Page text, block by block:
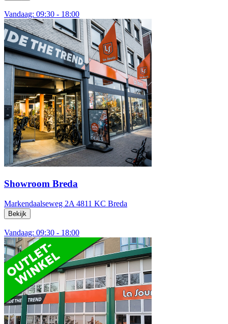
Vandaag: 09:30 - 18:00
Showroom Breda
Markendaalseweg 2A 4811 KC Breda
Bekijk
Vandaag: 09:30 - 18:00